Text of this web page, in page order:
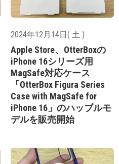
2024年12月14日( 土 )
Apple Store、OtterBoxの
iPhone 16シリーズ用
MagSafe対応ケース
「OtterBox Figura Series
Case with MagSafe for
iPhone 16」のハッブルモ
デルを販売開始